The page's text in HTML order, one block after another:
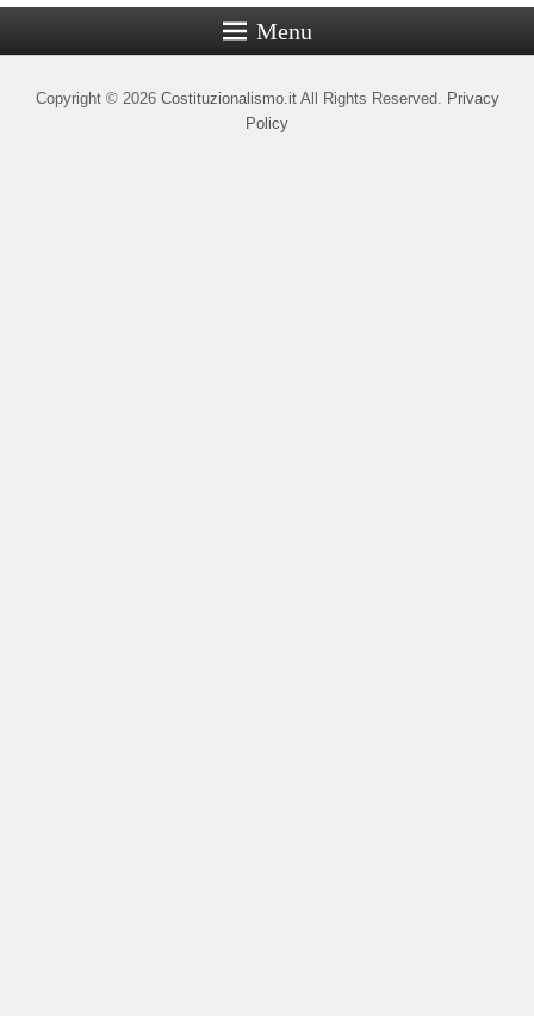
Menu
Copyright © 2026 Costituzionalismo.itAll Rights Reserved. Privacy
Policy